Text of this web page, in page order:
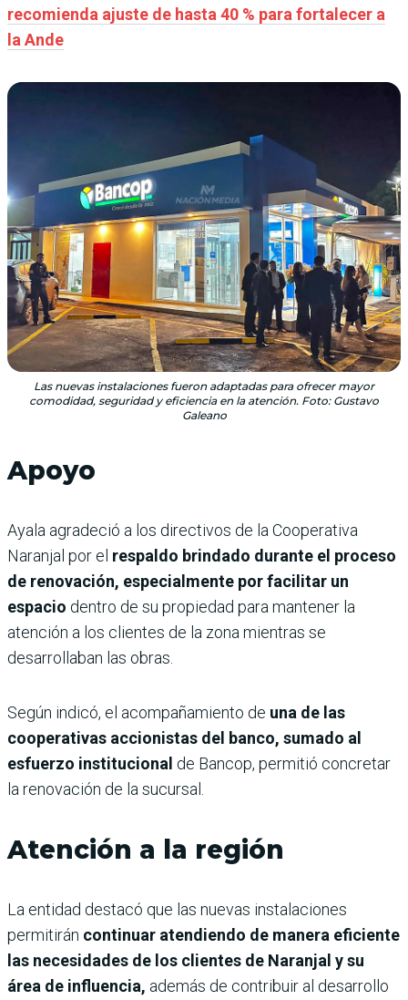
recomienda ajuste de hasta 40 % para fortalecer a
la Ande
Las nuevas instalaciones fueron adaptadas para ofrecer mayor
comodidad, seguridad y eficiencia en la atención. Foto: Gustavo
Galeano
Apoyo
Ayala agradeció a los directivos de la Cooperativa
Naranjal por el respaldo brindado durante el proceso
de renovación, especialmente por facilitar un
espacio dentro de su propiedad para mantener la
atención a los clientes de la zona mientras se
desarrollaban las obras.
Según indicó, el acompañamiento de una de las
cooperativas accionistas del banco, sumado al
esfuerzo institucional de Bancop, permitió concretar
la renovación de la sucursal.
Atención a la región
La entidad destacó que las nuevas instalaciones
permitirán continuar atendiendo de manera eficiente
las necesidades de los clientes de Naranjal y su
área de influencia, además de contribuir al desarrollo